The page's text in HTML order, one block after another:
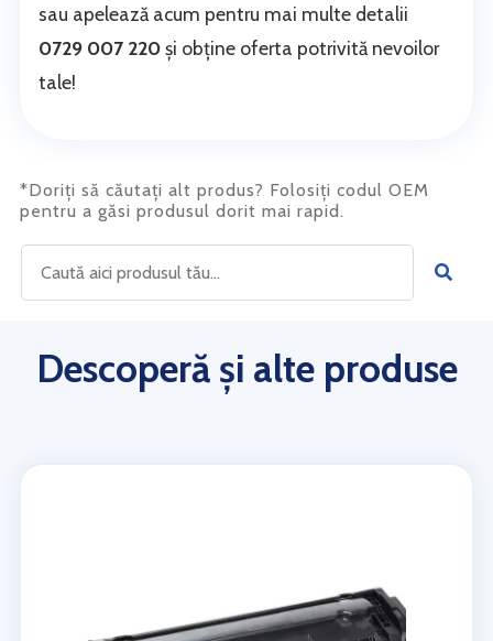
sau apelează acum pentru mai multe detalii
0729 007 220și obține oferta potrivită nevoilor
tale!
*Doriți să căutați alt produs? Folosiți codul OEM
pentru a găsi produsul dorit mai rapid.
Descoperă și alte produse